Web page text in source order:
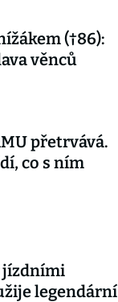
(†86):
věnců
přetrvává.
co s ním
jízdními
legendární